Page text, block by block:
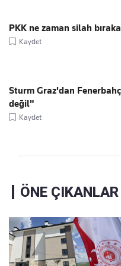
PKK ne zaman silah
Kaydet
Sturm Graz'dan
değil"
Kaydet
ÖNE ÇIKANLAR